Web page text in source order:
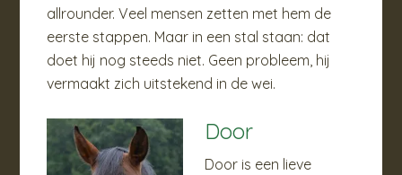
allrounder. Veel mensen zetten met hem de
eerste stappen. Maar in een stal staan: dat
doet hij nog steeds niet. Geen probleem, hij
vermaakt zich uitstekend in de wei.
Door
Door is een lieve